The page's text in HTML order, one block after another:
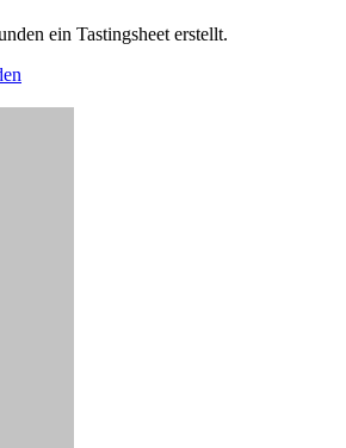
ein Tastingsheet erstellt.